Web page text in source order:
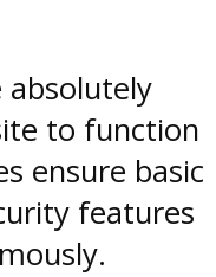
absolutely
to function
ensure basic
features